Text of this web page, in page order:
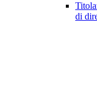
di